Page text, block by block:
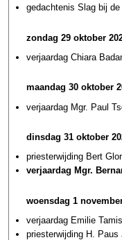
gedachtenis Slag bij
zondag 29 oktober
verjaardag Chiara
maandag 30 oktober
verjaardag Mgr. Paul
dinsdag 31 oktober
priesterwijding Bert
verjaardag Mgr.
woensdag 1
verjaardag Emilie
priesterwijding H. Paus